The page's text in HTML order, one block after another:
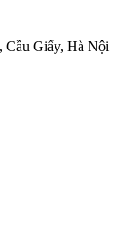
Cầu Giấy, Hà Nội